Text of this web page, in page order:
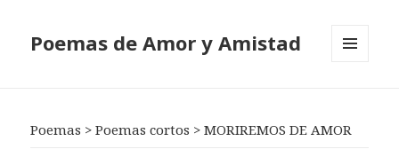
Poemas de Amor y Amistad
Poemas >Poemas cortos >MORIREMOS DE AMOR